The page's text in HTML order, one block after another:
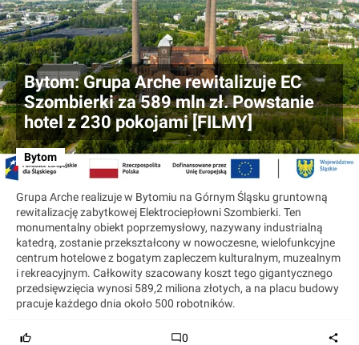
Bytom: Grupa Arche rewitalizuje EC
Szombierki za 589 mln zł. Powstanie
hotel z 230 pokojami [FILMY]
Bytom
Grupa Arche realizuje w Bytomiu na Górnym Śląsku gruntowną
rewitalizację zabytkowej Elektrociepłowni Szombierki. Ten
monumentalny obiekt poprzemysłowy, nazywany industrialną
katedrą, zostanie przekształcony w nowoczesne, wielofunkcyjne
centrum hotelowe z bogatym zapleczem kulturalnym, muzealnym
i rekreacyjnym. Całkowity szacowany koszt tego gigantycznego
przedsięwzięcia wynosi 589,2 miliona złotych, a na placu budowy
pracuje każdego dnia około 500 robotników.
0